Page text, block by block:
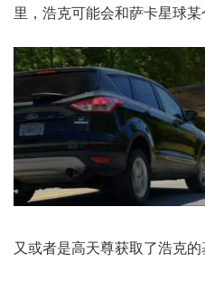
里，浩克可能会和萨卡星球某
又或者是高天尊获取了浩克的